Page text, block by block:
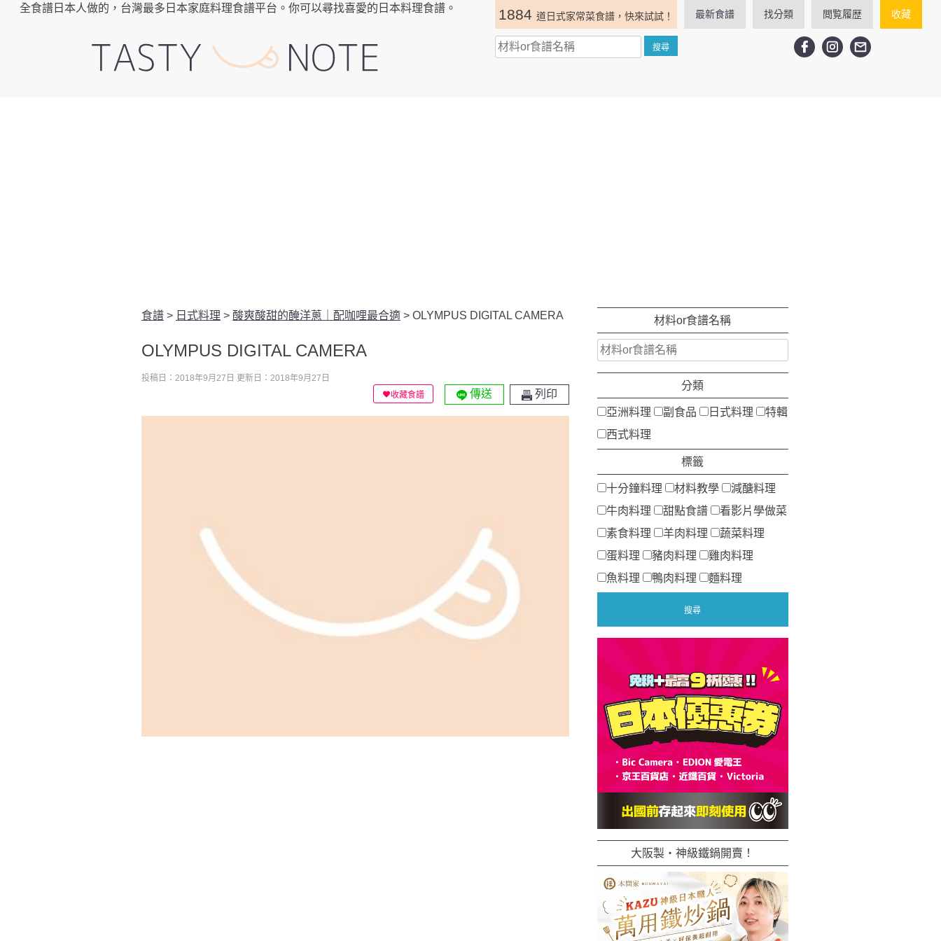
全食譜日本人做的，台灣最多日本家庭料理食譜平台。你可以尋找喜愛的日本料理食譜。 1884 道日式家常菜食譜，快來試試！ 最新食譜 找分類 閲覧履歴 收藏
食譜 > 日式料理 > 酸爽酸甜的醃洋蔥｜配咖哩最合適 > OLYMPUS DIGITAL CAMERA
OLYMPUS DIGITAL CAMERA
投稿日：2018年9月27日 更新日：2018年9月27日
收藏食譜
傳送 列印
材料or食譜名稱
分類
亞洲料理 副食品 日式料理
特輯
西式料理
標籤
十分鐘料理 材料教學
減醣料理
牛肉料理
甜點食譜
看影片學做菜
素食料理
羊肉料理
蔬菜料理
蛋料理
豬肉料理
雞肉料理
魚料理
鴨肉料理 麵料理
大阪製・神級鐵鍋開賣！